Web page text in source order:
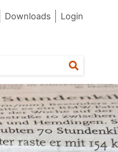
Downloads Login
Suchen